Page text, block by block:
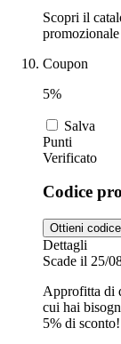
Scopri il
Coupon
5%
Salva
Punti
Verificato
Codice
Ottieni codice
Dettagli
Scade il 25/
Approfitta di
cui hai
5% di sconto!